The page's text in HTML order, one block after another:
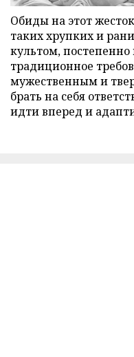
Обиды на этот
таких хрупких и
культом,
традиционное
мужественным и
брать на себя
идти вперед и